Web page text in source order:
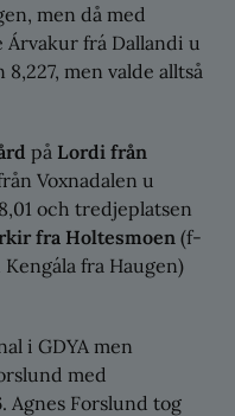
men då med
Árvakur frá Dallandi u
men valde alltså
på Lordi från
Voxnadalen u
och tredjeplatsen
fra Holtesmoen (f-
Kengála fra Haugen)
i GDYA men
med
Agnes Forslund tog